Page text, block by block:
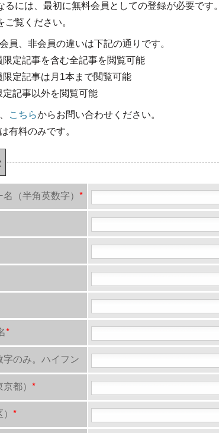
るには、最初に無料会員としての登録が必要です。
ご覧ください。
員、非会員の違いは下記の通りです。
限定記事を含む全記事を閲覧可能
限定記事は月1本まで閲覧可能
定記事以外を閲覧可能
こちらからお問い合わせください。
有料のみです。
（半角英数字） *
*
のみ。ハイフン
都） *
*